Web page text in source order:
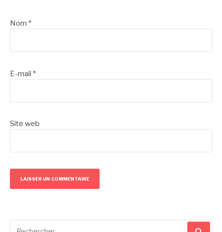
Nom *
E-mail *
Site web